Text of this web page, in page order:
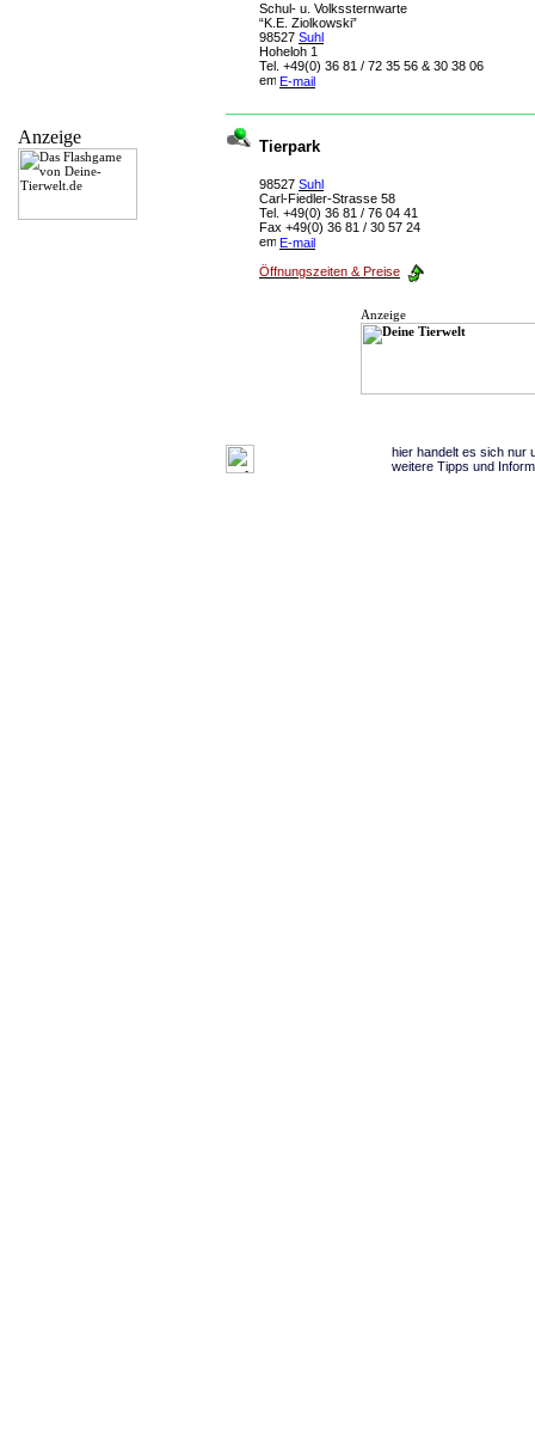
Anzeige
Schul- u. Volkssternwarte
“K.E. Ziolkowski”
98527 Suhl
Hoheloh 1
Tel. +49(0) 36 81 / 72 35 56 & 30 38 06
E-mail
Tierpark
98527 Suhl
Carl-Fiedler-Strasse 58
Tel. +49(0) 36 81 / 76 04 41
Fax +49(0) 36 81 / 30 57 24
E-mail
Öffnungszeiten & Preise
Anzeige
hier handelt es sich nur
weitere Tipps und